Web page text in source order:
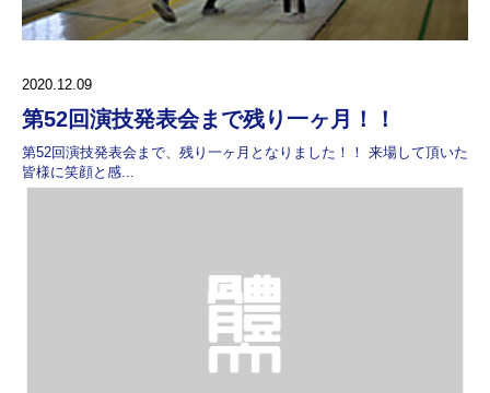
2020.12.09
第52回演技発表会まで残り一ヶ月！！
第52回演技発表会まで、残り一ヶ月となりました！！ 来場して頂いた
皆様に笑顔と感...